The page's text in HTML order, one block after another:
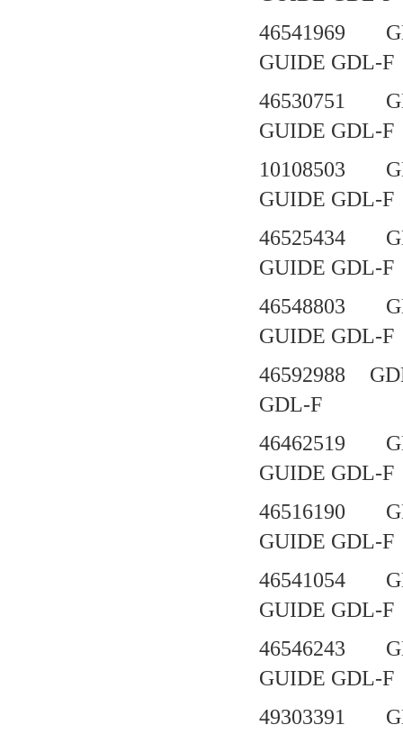
46541969
GUIDE
46530751
GUIDE
10108503
GUIDE
46525434
GUIDE
46548803
GUIDE
46592988
GDL-F
46462519
GUIDE
46516190
GUIDE
46541054
GUIDE
46546243
GUIDE
49303391